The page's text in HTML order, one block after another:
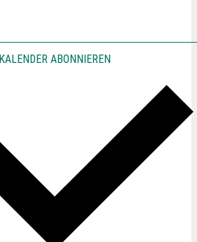
KALENDER ABONNIEREN